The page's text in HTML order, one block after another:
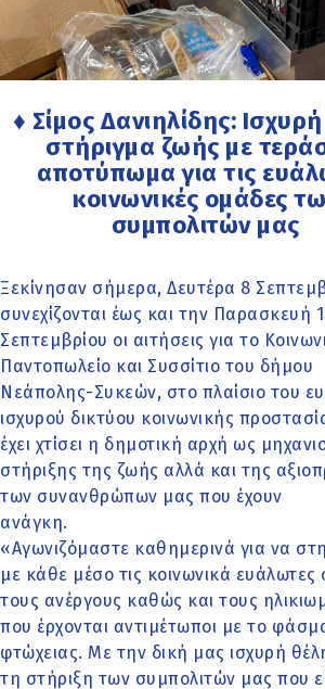
♦ Σίμος Δανιηλίδης:
στήριγμα ζωής με
αποτύπωμα για τις
κοινωνικές ομάδες
συμπολιτών μας
Ξεκίνησαν σήμερα, Δευτέρα 8
συνεχίζονται έως και την Παρασκευή
Σεπτεμβρίου οι αιτήσεις για το
Παντοπωλείο και Συσσίτιο του δήμου
Νεάπολης-Συκεών, στο πλαίσιο του
ισχυρού δικτύου κοινωνικής
έχει χτίσει η δημοτική αρχή ως
στήριξης της ζωής αλλά και της
των συνανθρώπων μας που έχουν
ανάγκη.
«Αγωνιζόμαστε καθημερινά για να
με κάθε μέσο τις κοινωνικά ευάλωτες
τους ανέργους καθώς και τους
που έρχονται αντιμέτωποι με το
φτώχειας. Με την δική μας ισχυρή
τη στήριξη των συμπολιτών μας που